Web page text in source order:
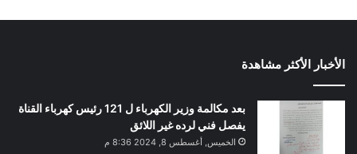
الأخبار الأكثر مشاهدة
بعد مكالمة وزير الكهرباء ل 121 رئيس كهرباء القناة
يفصل فني لرده غير اللائق
الخميس, أغسطس 8, 2024 8:36 م